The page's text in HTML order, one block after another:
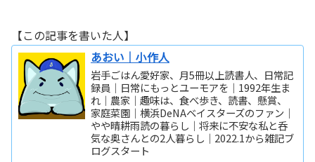
【この記事を書いた人】
あおい｜小作人
岩手ごはん愛好家、月5冊以上読書人、日常記
録員｜日常にもっとユーモアを｜1992年生ま
れ｜農家｜趣味は、食べ歩き、読書、懸賞、
家庭菜園｜横浜DeNAベイスターズのファン｜
やや晴耕雨読の暮らし｜将来に不安な私と呑
気な奥さんとの2人暮らし｜2022.1から雑記ブ
ログスタート